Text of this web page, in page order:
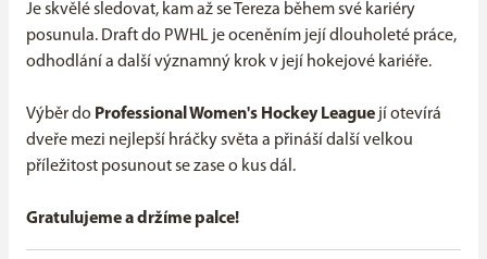
Je skvělé sledovat, kam až se Tereza během své kariéry
posunula. Draft do PWHL je oceněním její dlouholeté práce,
odhodlání a další významný krok v její hokejové kariéře.
Výběr do Professional Women's Hockey League jí otevírá
dveře mezi nejlepší hráčky světa a přináší další velkou
příležitost posunout se zase o kus dál.
Gratulujeme a držíme palce!